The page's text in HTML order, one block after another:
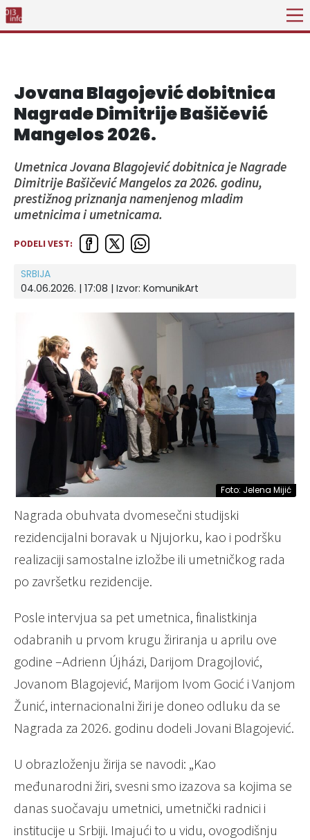
Jovana Blagojević dobitnica
Nagrade Dimitrije Bašičević
Mangelos 2026.
Umetnica Jovana Blagojević dobitnica je Nagrade
Dimitrije Bašičević Mangelos za 2026. godinu,
prestižnog priznanja namenjenog mladim
umetnicima i umetnicama.
PODELI VEST:
SRBIJA
04.06.2026. | 17:08 | Izvor: KomunikArt
Foto: Jelena Mijić
Nagrada obuhvata dvomesečni studijski
rezidencijalni boravak u Njujorku, kao i podršku
realizaciji samostalne izložbe ili umetničkog rada
po završetku rezidencije.
Posle intervjua sa pet umetnica, finalistkinja
odabranih u prvom krugu žiriranja u aprilu ove
godine –Adrienn Újházi, Darijom Dragojlović,
Jovanom Blagojević, Marijom Ivom Gocić i Vanjom
Žunić, internacionalni žiri je doneo odluku da se
Nagrada za 2026. godinu dodeli Jovani Blagojević.
U obrazloženju žirija se navodi: „Kao
međunarodni žiri, svesni smo izazova sa kojima se
danas suočavaju umetnici, umetnički radnici i
institucije u Srbiji. Imajući to u vidu, ovogodišnju